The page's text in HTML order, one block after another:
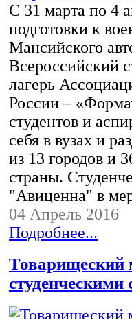
С 31 марта по 4
подготовки к
Мансийского
Всероссийский
лагерь
России –
студентов и
себя в вузах и
из 13 городов и
страны.
"Авиценна" в
04 Апрель 2016
Подробнее...
Товарищеский